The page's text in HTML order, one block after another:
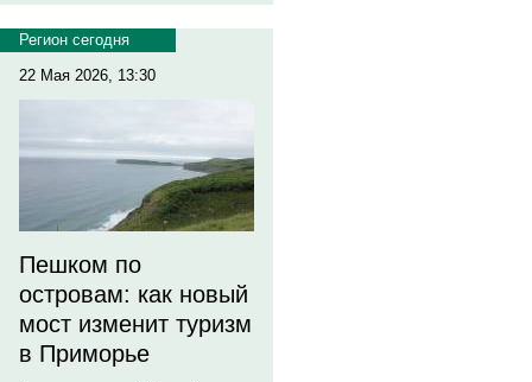
Регион сегодня
22 Мая 2026, 13:30
Пешком по
островам: как новый
мост изменит туризм
в Приморье